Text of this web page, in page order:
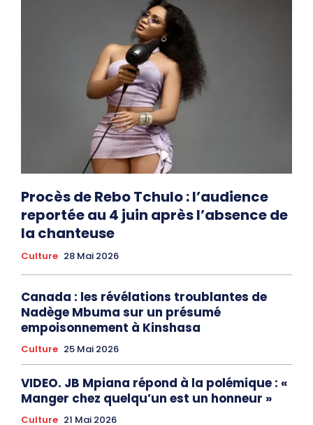
Procès de Rebo Tchulo : l’audience
reportée au 4 juin après l’absence de
la chanteuse
Culture 28 Mai 2026
Canada : les révélations troublantes de
Nadège Mbuma sur un présumé
empoisonnement à Kinshasa
Culture 25 Mai 2026
VIDEO. JB Mpiana répond à la polémique : «
Manger chez quelqu’un est un honneur »
Culture 21 Mai 2026